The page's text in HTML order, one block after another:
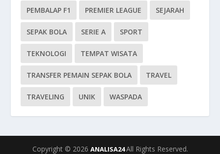
PEMBALAP F1 PREMIER LEAGUE SEJARAH
SEPAK BOLA SERIE A SPORT
TEKNOLOGI TEMPAT WISATA
TRANSFER PEMAIN SEPAK BOLA TRAVEL
TRAVELING UNIK WASPADA
Copyright © 2026 ANALISA24All Rights Reserved.